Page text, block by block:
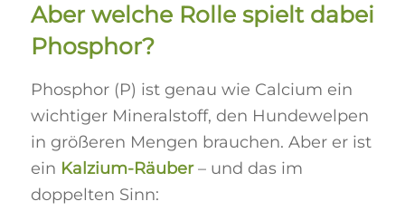
Aber welche Rolle spielt dabei
Phosphor?
Phosphor (P) ist genau wie Calcium ein
wichtiger Mineralstoff, den Hundewelpen
in größeren Mengen brauchen. Aber er ist
ein Kalzium-Räuber– und das im
doppelten Sinn: